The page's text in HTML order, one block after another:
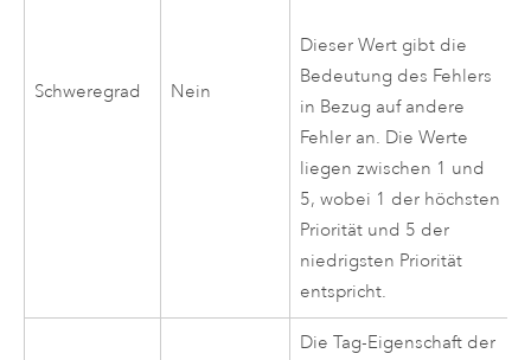
Schweregrad Nein
Dieser Wert gibt die
Bedeutung des Fehlers
in Bezug auf andere
Fehler an. Die Werte
liegen zwischen 1 und
5, wobei 1 der höchsten
Priorität und 5 der
niedrigsten Priorität
entspricht.
Die Tag-Eigenschaft der